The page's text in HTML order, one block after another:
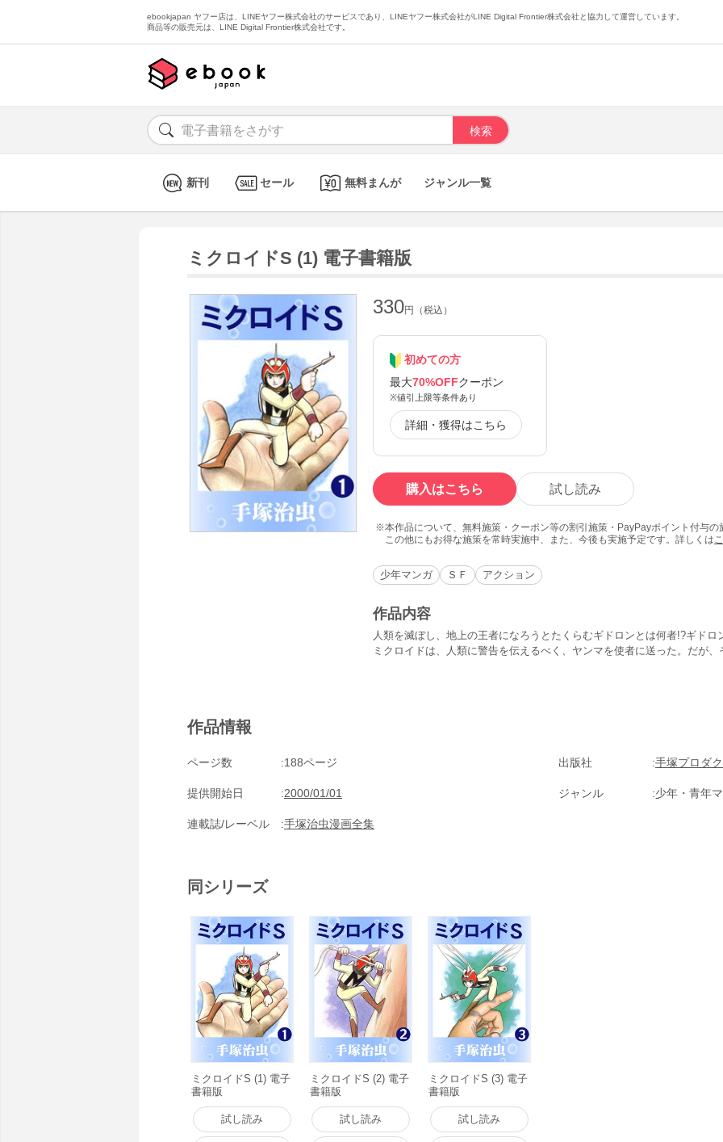
ebookjapan ヤフー店は、LINEヤフー株式会社のサービスであり、LINEヤフー株式会社がLINE Digital Frontier株式会社と協力して運営しています。
商品等の販売元は、LINE Digital Frontier株式会社です。
新刊 セール 無料まんが ジャンル一覧
ミクロイドS (1) 電子書籍版
330円（税込）
初めての方
最大70%OFFクーポン
※値引上限等条件あり
詳細・獲得はこちら
購入はこちら 試し読み
本作品について、無料施策・クーポン等の割引施策・PayPayポイント付与の
この他にもお得な施策を常時実施中、また、今後も実施予定です。詳しくは
少年マンガ ＳＦ アクション
作品内容
人類を滅ぼし、地上の王者になろうとたくらむギドロンとは何者!?ギド
ミクロイドは、人類に警告を伝えるべく、ヤンマを使者に送った。だが、
作品情報
ページ数 188ページ 出版社 手塚プロダ
提供開始日 2000/01/01 ジャンル 少年・青年
連載誌/レーベル 手塚治虫漫画全集
同シリーズ
ミクロイドS (1) 電子
書籍版
試し読み
ミクロイドS (2) 電子
書籍版
試し読み
ミクロイドS (3) 電子
書籍版
試し読み